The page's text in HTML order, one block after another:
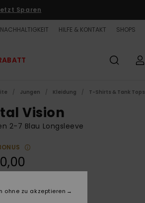
Sparen
NACHHALTIGKEIT HILFE & KONTAKT SHOPS
Jungen Kleidung T-Shirts & Tank Tops
Vision
2-7 Blau Longsleeve
Blue Coral
ohne zu akzeptieren